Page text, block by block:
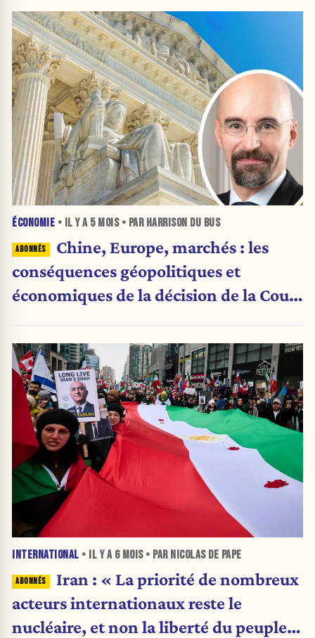
ÉCONOMIE • IL Y A 5 MOIS• PAR HARRISON DU BUS
Chine, Europe, marchés : les
conséquences géopolitiques et
économiques de la décision de la Cour
INTERNATIONAL • IL Y A 6 MOIS• PAR NICOLAS DE PAPE
Iran : « La priorité de nombreux
acteurs internationaux reste le
nucléaire, et non la liberté du peuple